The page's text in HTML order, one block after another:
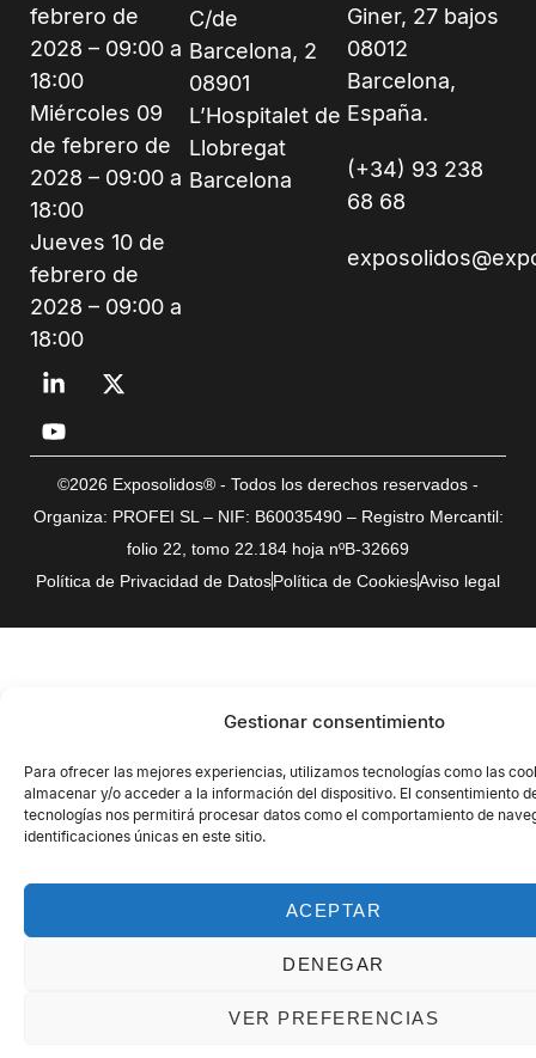
Gestionar consentimiento
Para ofrecer las mejores experiencias, utilizamos tecnologías como las
almacenar y/o acceder a la información del dispositivo. El consentimiento
tecnologías nos permitirá procesar datos como el comportamiento de
identificaciones únicas en este sitio.
ACEPTAR
DENEGAR
VER PREFERENCIAS
febrero de
2028 – 09:00 a
18:00
Miércoles 09
de febrero de
2028 – 09:00 a
18:00
Jueves 10 de
febrero de
2028 – 09:00 a
18:00
C/de
Barcelona, 2
08901
L’Hospitalet de
Llobregat
Barcelona
Giner, 27 bajos
08012
Barcelona,
España.
(+34) 93 238
68 68
©2026 Exposolidos® - Todos los derechos reservados -
Organiza: PROFEI SL – NIF: B60035490 – Registro Mercantil:
folio 22, tomo 22.184 hoja nºB-32669
Política de Privacidad de DatosPolítica de CookiesAviso legal